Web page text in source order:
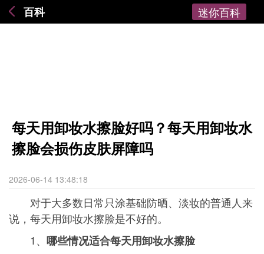
百科 迷你百科
每天用卸妆水擦脸好吗？每天用卸妆水
擦脸会损伤皮肤屏障吗
2026-06-14 13:48:18
对于大多数日常只涂基础防晒、淡妆的普通人来
说，每天用卸妆水擦脸是不好的。
1、 哪些情况适合每天用卸妆水擦脸